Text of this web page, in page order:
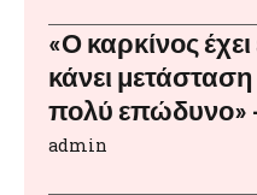
«Ο καρκίνος
κάνει μετάσταση
πολύ επώδυνο»
admin